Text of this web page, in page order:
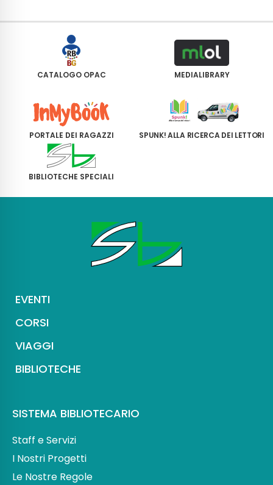
CATALOGO OPAC MEDIALIBRARY
PORTALE DEI RAGAZZI SPUNK! ALLA RICERCA DEI LETTORI
BIBLIOTECHE SPECIALI
EVENTI
CORSI
VIAGGI
BIBLIOTECHE
SISTEMA BIBLIOTECARIO
Staff e Servizi
I Nostri Progetti
Le Nostre Regole